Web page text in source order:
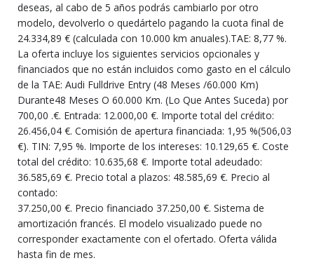
deseas, al cabo de 5 años podrás cambiarlo por otro
modelo, devolverlo o quedártelo pagando la cuota final de
24.334,89 € (calculada con 10.000 km anuales).TAE: 8,77 %.
La oferta incluye los siguientes servicios opcionales y
financiados que no están incluidos como gasto en el cálculo
de la TAE: Audi Fulldrive Entry (48 Meses /60.000 Km)
Durante48 Meses O 60.000 Km. (Lo Que Antes Suceda) por
700,00 .€. Entrada: 12.000,00 €. Importe total del crédito:
26.456,04 €. Comisión de apertura financiada: 1,95 %(506,03
€). TIN: 7,95 %. Importe de los intereses: 10.129,65 €. Coste
total del crédito: 10.635,68 €. Importe total adeudado:
36.585,69 €. Precio total a plazos: 48.585,69 €. Precio al
contado:
37.250,00 €. Precio financiado 37.250,00 €. Sistema de
amortización francés. El modelo visualizado puede no
corresponder exactamente con el ofertado. Oferta válida
hasta fin de mes.